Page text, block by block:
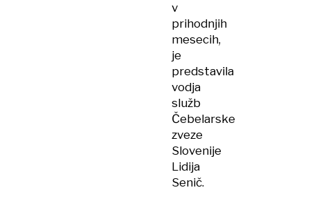
v
prihodnjih
mesecih,
je
predstavila
vodja
služb
Čebelarske
zveze
Slovenije
Lidija
Senič.